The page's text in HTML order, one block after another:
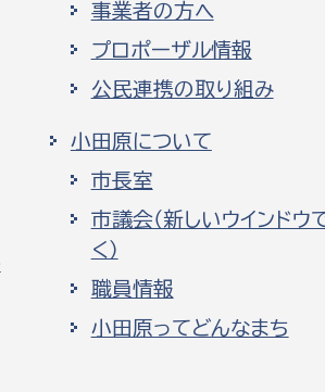
事業者の方へ
プロポーザル情報
公民連携の取り組み
小田原について
市長室
市議会（新しいウインドウ
く）
職員情報
小田原ってどんなまち